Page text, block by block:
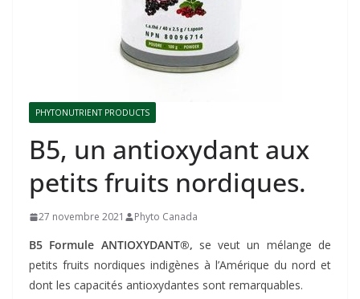
PHYTONUTRIENT PRODUCTS
B5, un antioxydant aux
petits fruits nordiques.
27 novembre 2021 Phyto Canada
B5 Formule ANTIOXYDANT®, se veut un mélange de
petits fruits nordiques indigènes à l’Amérique du nord et
dont les capacités antioxydantes sont remarquables.